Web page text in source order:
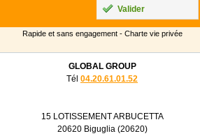
Valider
Rapide et sans engagement - Charte vie privée
GLOBAL GROUP
Tél 04.20.61.01.52
15 LOTISSEMENT ARBUCETTA
20620 Biguglia (20620)